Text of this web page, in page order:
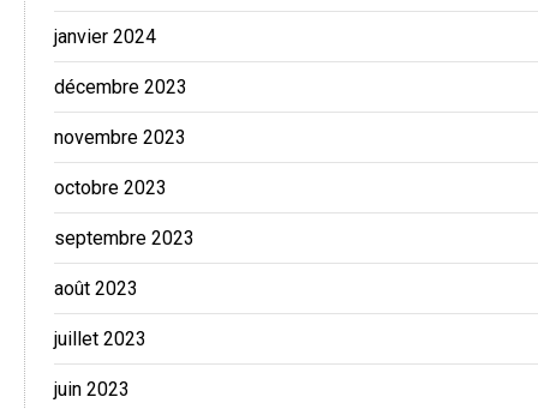
janvier 2024
décembre 2023
novembre 2023
octobre 2023
septembre 2023
août 2023
juillet 2023
juin 2023